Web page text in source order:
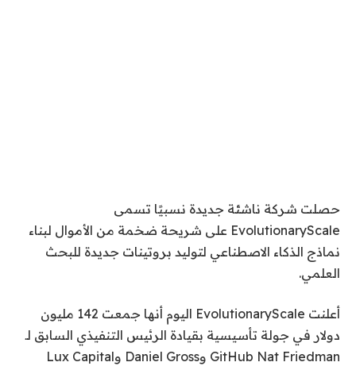
حصلت شركة ناشئة جديدة نسبيًا تسمى
EvolutionaryScale على شريحة ضخمة من الأموال لبناء
نماذج الذكاء الاصطناعي لتوليد بروتينات جديدة للبحث
العلمي.
أعلنت EvolutionaryScale اليوم أنها جمعت 142 مليون
دولار في جولة تأسيسية بقيادة الرئيس التنفيذي السابق لـ
GitHub Nat Friedman وDaniel Gross وLux Capital